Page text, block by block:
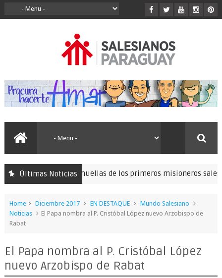
Últimas Noticias
para seguir las huellas de los primeros misioneros salesianos
Home Diciembre 2017 EN DESTAQUE
Mundo Salesiano
Noticias
El Papa nombra al P. Cristóbal López nuevo Arzobispo de
Rabat
El Papa nombra al P. Cristóbal López
nuevo Arzobispo de Rabat